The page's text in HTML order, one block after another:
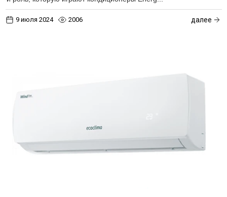
9 июля 2024 2006 далее